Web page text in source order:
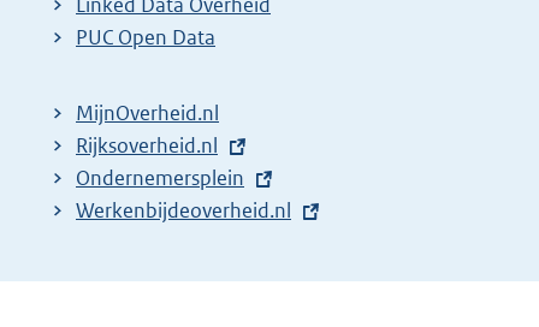
PUC Open Data
MijnOverheid.nl
E
x
t
r
Rijksoverheid.nl
E
x
e
Ondernemersplein
E
t
Werkenbijdeoverheid.nl